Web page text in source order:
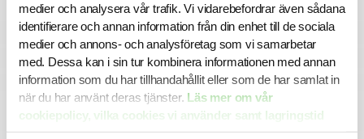
medier och analysera vår trafik. Vi vidarebefordrar även sådana
identifierare och annan information från din enhet till de sociala
medier och annons- och analysföretag som vi samarbetar
med. Dessa kan i sin tur kombinera informationen med annan
information som du har tillhandahållit eller som de har samlat in
när du har använt deras tjänster. Läs mer om vår
cookiepolicy, vilka cookies vi använder samt lagringstid
här.
nästa steg i vår resa.
Hos Broods får du en nyckelroll med stort mandat och
möjligheten att göra tydlig skillnad, du erbjuds:
• En bred roll där du kommer kunna påverka såväl struktur
som affär
• Möjligheten att bygga upp ekonomifunktionen internt